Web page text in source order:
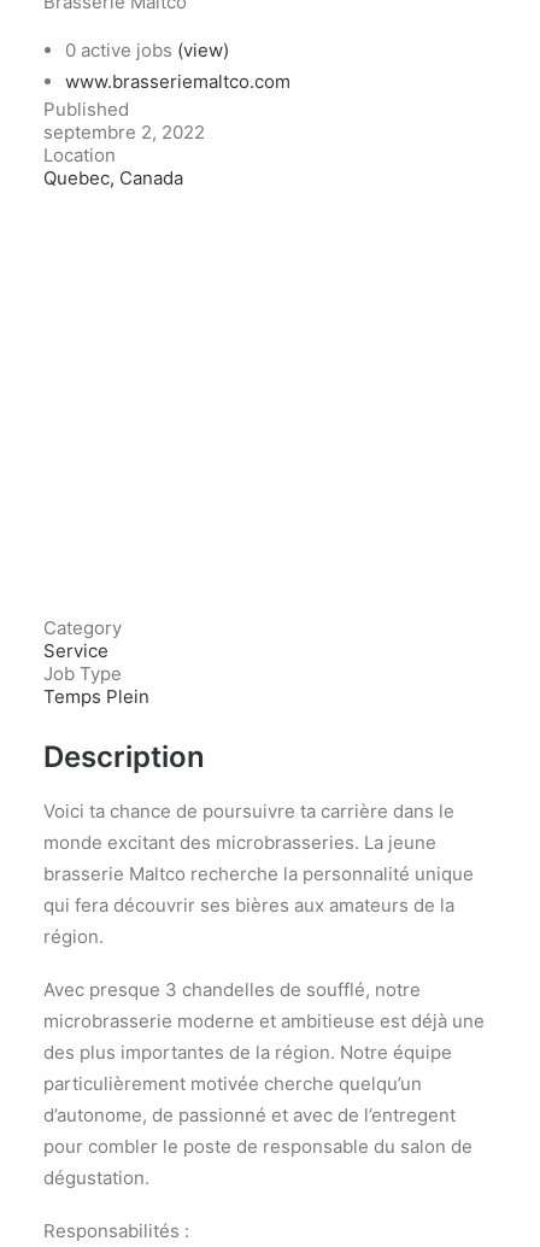
0 active jobs (view)
www.brasseriemaltco.com
Published
septembre 2, 2022
Location
Quebec, Canada
Category
Service
Job Type
Temps Plein
Description
Voici ta chance de poursuivre ta carrière dans le
monde excitant des microbrasseries. La jeune
brasserie Maltco recherche la personnalité unique
qui fera découvrir ses bières aux amateurs de la
région.
Avec presque 3 chandelles de soufflé, notre
microbrasserie moderne et ambitieuse est déjà une
des plus importantes de la région. Notre équipe
particulièrement motivée cherche quelqu’un
d’autonome, de passionné et avec de l’entregent
pour combler le poste de responsable du salon de
dégustation.
Responsabilités :